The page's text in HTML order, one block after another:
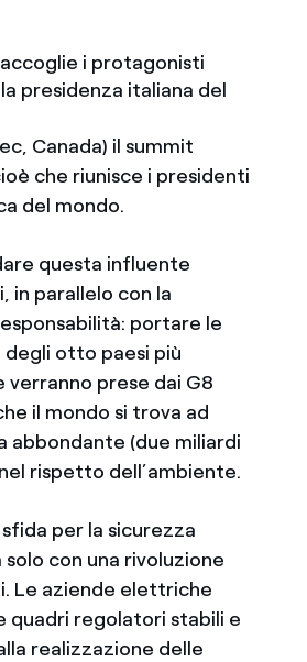
i protagonisti
presidenza italiana del
Canada) il summit
che riunisce i presidenti
del mondo.
questa influente
in parallelo con la
portare le
degli otto paesi più
verranno prese dai G8
il mondo si trova ad
(due miliardi
rispetto dell’ambiente.
per la sicurezza
con una rivoluzione
Le aziende elettriche
quadri regolatori stabili e
realizzazione delle